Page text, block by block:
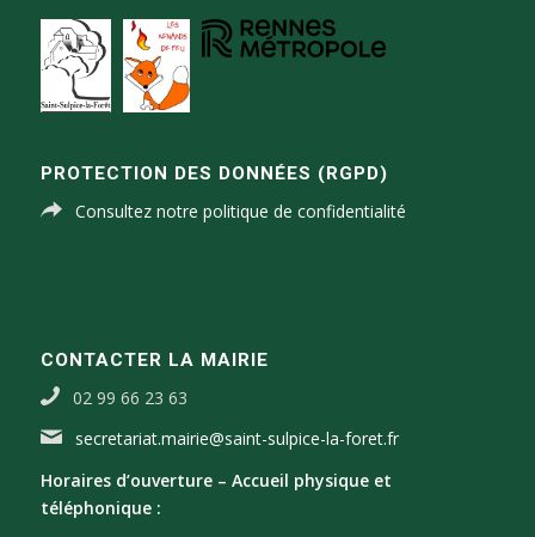
PROTECTION DES DONNÉES (RGPD)
Consultez notre politique de confidentialité
CONTACTER LA MAIRIE
02 99 66 23 63
secretariat.mairie@saint-sulpice-la-foret.fr
Horaires d’ouverture – Accueil physique et
téléphonique :